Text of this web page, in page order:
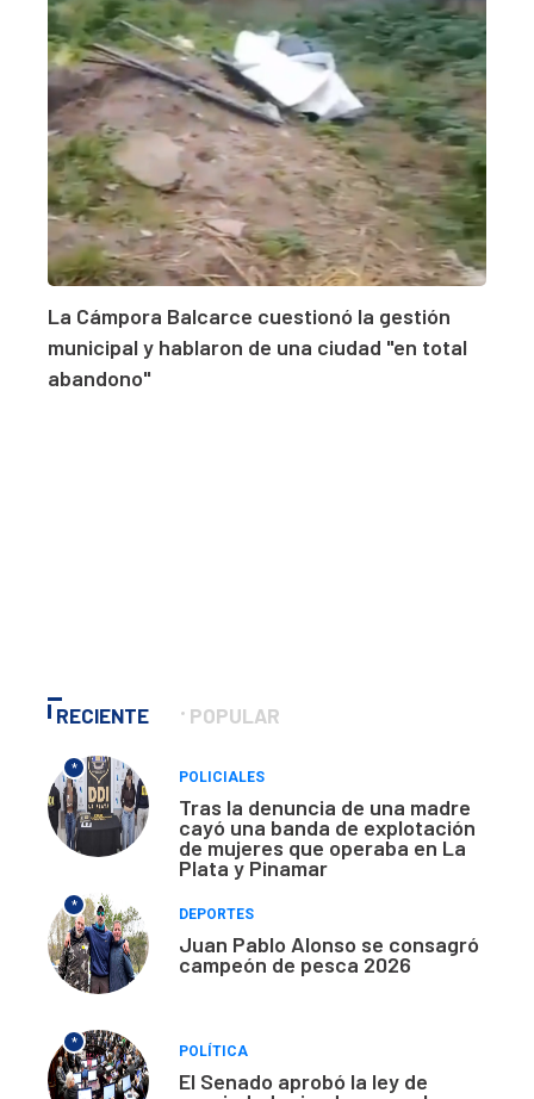
La Cámpora Balcarce cuestionó la gestión
municipal y hablaron de una ciudad "en total
abandono"
RECIENTE POPULAR
*
POLICIALES
Tras la denuncia de una madre
cayó una banda de explotación
de mujeres que operaba en La
Plata y Pinamar
*
DEPORTES
Juan Pablo Alonso se consagró
campeón de pesca 2026
*
POLÍTICA
El Senado aprobó la ley de